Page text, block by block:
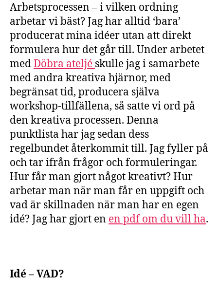
I
L
U
S
T
A
T
I
O
K
O
S
R
D
L
I
S
T
A
a
0
2
Arbetsprocessen – i vilken ordning
arbetar vi bäst? Jag har alltid ‘bara’
producerat mina idéer utan att direkt
formulera hur det går till. Under arbetet
medDöbra ateljé skulle jag i samarbete
med andra kreativa hjärnor, med
begränsat tid, producera själva
workshop-tillfällena, så satte vi ord på
den kreativa processen. Denna
punktlista har jag sedan dess
regelbundet återkommit till. Jag fyller på
och tar ifrån frågor och formuleringar.
Hur får man gjort något kreativt? Hur
arbetar man när man får en uppgift och
vad är skillnaden när man har en egen
idé? Jag har gjort en en pdf om du vill ha.
Idé – VAD?